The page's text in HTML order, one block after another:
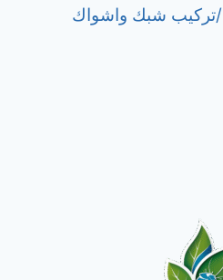
عجمان/0506025079/تركيب شبك واشواك